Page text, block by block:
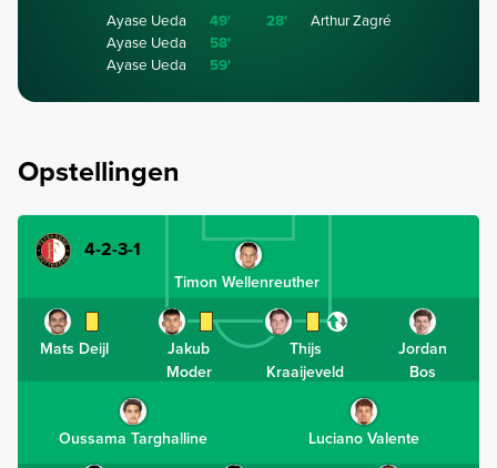
Ayase Ueda
49'
Ayase Ueda
58'
Ayase Ueda
59'
28' Arthur Zagré
Opstellingen
4-2-3-1
Timon Wellenreuther
Mats Deijl
Jakub
Moder
Thijs
Kraaijeveld
Jordan
Bos
Oussama Targhalline Luciano Valente